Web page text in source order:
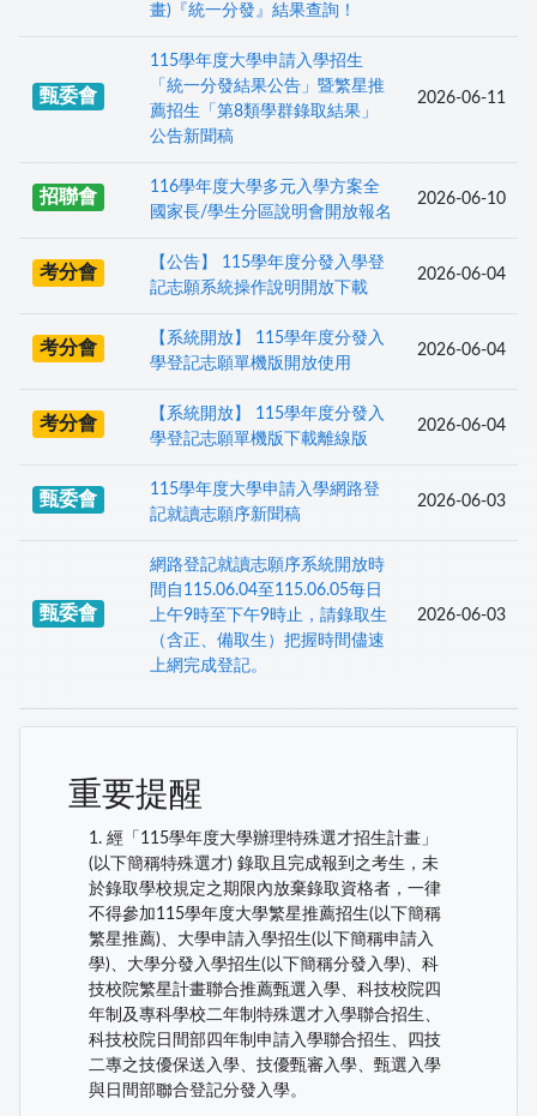
畫)『統一分發』結果查詢！
甄委會
115學年度大學申請入學招生
「統一分發結果公告」暨繁星推
薦招生「第8類學群錄取結果」
公告新聞稿
2026-06-11
招聯會
116學年度大學多元入學方案全
國家長/學生分區說明會開放報名
2026-06-10
考分會
【公告】 115學年度分發入學登
記志願系統操作說明開放下載
2026-06-04
考分會
【系統開放】 115學年度分發入
學登記志願單機版開放使用
2026-06-04
考分會
【系統開放】 115學年度分發入
學登記志願單機版下載離線版
2026-06-04
甄委會
115學年度大學申請入學網路登
記就讀志願序新聞稿
2026-06-03
甄委會
網路登記就讀志願序系統開放時
間自115.06.04至115.06.05每日
上午9時至下午9時止，請錄取生
（含正、備取生）把握時間儘速
上網完成登記。
2026-06-03
重要提醒
1. 經「115學年度大學辦理特殊選才招生計畫」
(以下簡稱特殊選才) 錄取且完成報到之考生，未
於錄取學校規定之期限內放棄錄取資格者，一律
不得參加115學年度大學繁星推薦招生(以下簡稱
繁星推薦)、大學申請入學招生(以下簡稱申請入
學)、大學分發入學招生(以下簡稱分發入學)、科
技校院繁星計畫聯合推薦甄選入學、科技校院四
年制及專科學校二年制特殊選才入學聯合招生、
科技校院日間部四年制申請入學聯合招生、四技
二專之技優保送入學、技優甄審入學、甄選入學
與日間部聯合登記分發入學。